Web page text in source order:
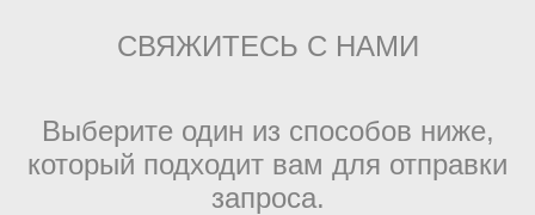
СВЯЖИТЕСЬ С НАМИ
Выберите один из способов ниже,
который подходит вам для отправки
запроса.